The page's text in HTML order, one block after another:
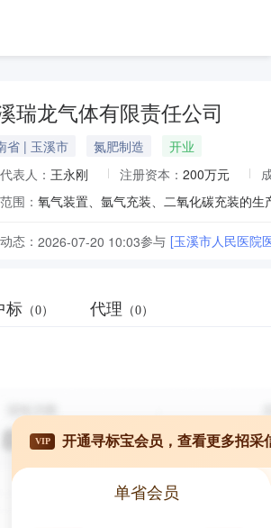
瑞龙气体有限责任公司
省 | 玉溪市 氮肥制造
开业
表人： 王永刚 注册资本： 200万元
围： 氧气装置、氩气充装、二氧化碳充装的
态： 2026-07-20 10:03参与 [玉溪市人民医院
标 （0） 代理 （0）
VIP 开通寻标宝会员，查看更多招采
单省会员